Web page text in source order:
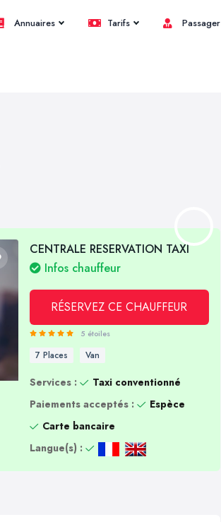
Annuaires Tarifs Passager
CENTRALE RESERVATION TAXI
Infos chauffeur
RÉSERVEZ CE CHAUFFEUR
5 étoiles
7 Places Van
Services :
Taxi conventionné
Paiements acceptés :
Espèce
Carte bancaire
Langue(s) :